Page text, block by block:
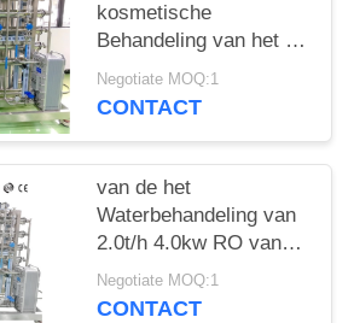
kosmetische
Behandeling van het de
Omgekeerde
Osmosewater van het
Negotiate MOQ:1
CONTACT
van de het
Waterbehandeling van
2.0t/h 4.0kw RO van
het het Materiaalwater
de Reinigingsinstallatie
Negotiate MOQ:1
CONTACT